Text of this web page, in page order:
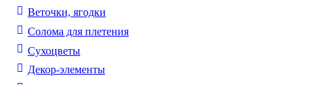
Веточки, ягодки
Солома для плетения
Cухоцветы
Декор-элементы